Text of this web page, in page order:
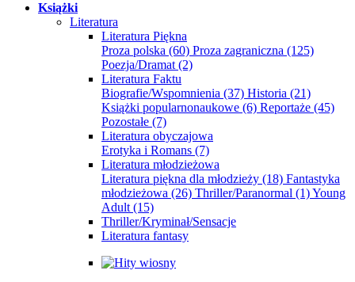
Książki
Literatura
Literatura Piękna
Proza polska (60) Proza zagraniczna (125)
Poezja/Dramat (2)
Literatura Faktu
Biografie/Wspomnienia (37) Historia (21)
Książki popularnonaukowe (6) Reportaże (45)
Pozostałe (7)
Literatura obyczajowa
Erotyka i Romans (7)
Literatura młodzieżowa
Literatura piękna dla młodzieży (18) Fantastyka
młodzieżowa (26) Thriller/Paranormal (1)Young
Adult (15)
Thriller/Kryminał/Sensacje
Literatura fantasy